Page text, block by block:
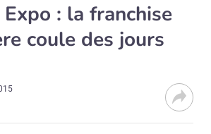
Expo : la franchise
coule des jours